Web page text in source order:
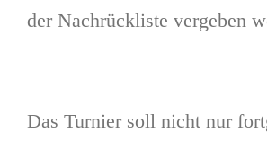
der Nachrückliste vergeben
Das Turnier soll nicht nur